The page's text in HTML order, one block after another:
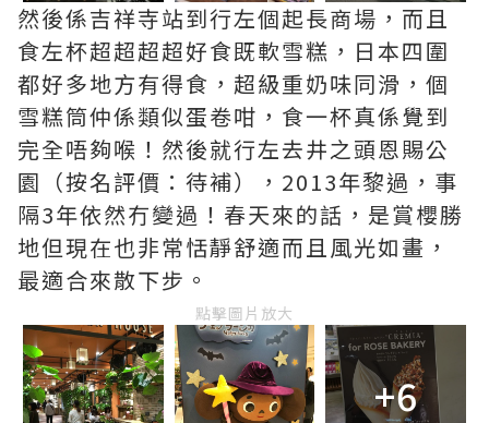
然後係吉祥寺站到行左個起長商場，而且
食左杯超超超超好食既軟雪糕，日本四圍
都好多地方有得食，超級重奶味同滑，個
雪糕筒仲係類似蛋卷咁，食一杯真係覺到
完全唔夠喉！然後就行左去井之頭恩賜公
園（按名評價：待補），2013年黎過，事
隔3年依然冇變過！春天來的話，是賞櫻勝
地但現在也非常恬靜舒適而且風光如畫，
最適合來散下步。
點擊圖片放大
+6